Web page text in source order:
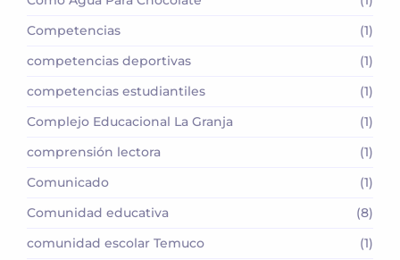
Competencias
(1)
competencias deportivas
(1)
competencias estudiantiles
(1)
Complejo Educacional La Granja
(1)
comprensión lectora
(1)
Comunicado
(1)
Comunidad educativa
(8)
comunidad escolar Temuco
(1)